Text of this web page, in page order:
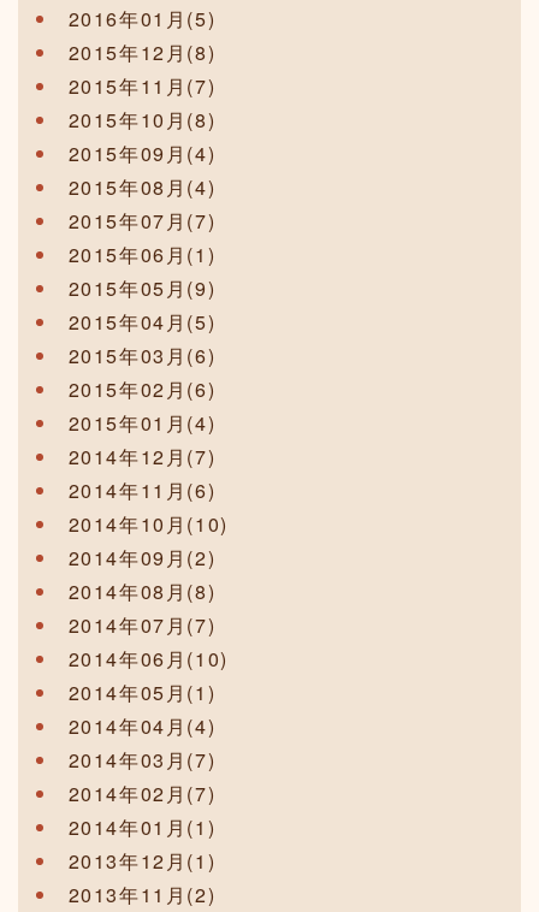
2016年01月(5)
2015年12月(8)
2015年11月(7)
2015年10月(8)
2015年09月(4)
2015年08月(4)
2015年07月(7)
2015年06月(1)
2015年05月(9)
2015年04月(5)
2015年03月(6)
2015年02月(6)
2015年01月(4)
2014年12月(7)
2014年11月(6)
2014年10月(10)
2014年09月(2)
2014年08月(8)
2014年07月(7)
2014年06月(10)
2014年05月(1)
2014年04月(4)
2014年03月(7)
2014年02月(7)
2014年01月(1)
2013年12月(1)
2013年11月(2)